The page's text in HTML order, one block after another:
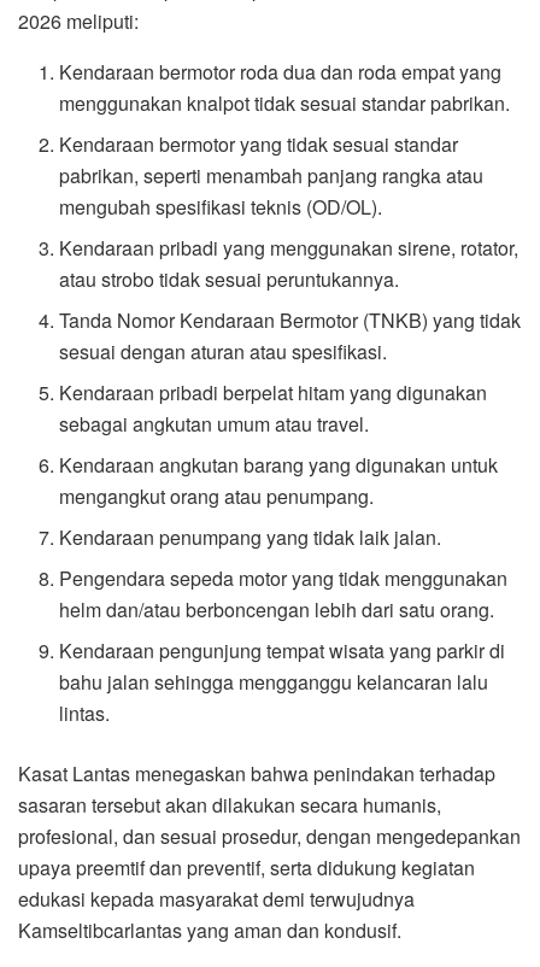
2026 meliputi:
Kendaraan bermotor roda dua dan roda empat yang
menggunakan knalpot tidak sesuai standar pabrikan.
Kendaraan bermotor yang tidak sesuai standar
pabrikan, seperti menambah panjang rangka atau
mengubah spesifikasi teknis (OD/OL).
Kendaraan pribadi yang menggunakan sirene, rotator,
atau strobo tidak sesuai peruntukannya.
Tanda Nomor Kendaraan Bermotor (TNKB) yang tidak
sesuai dengan aturan atau spesifikasi.
Kendaraan pribadi berpelat hitam yang digunakan
sebagai angkutan umum atau travel.
Kendaraan angkutan barang yang digunakan untuk
mengangkut orang atau penumpang.
Kendaraan penumpang yang tidak laik jalan.
Pengendara sepeda motor yang tidak menggunakan
helm dan/atau berboncengan lebih dari satu orang.
Kendaraan pengunjung tempat wisata yang parkir di
bahu jalan sehingga mengganggu kelancaran lalu
lintas.
Kasat Lantas menegaskan bahwa penindakan terhadap
sasaran tersebut akan dilakukan secara humanis,
profesional, dan sesuai prosedur, dengan mengedepankan
upaya preemtif dan preventif, serta didukung kegiatan
edukasi kepada masyarakat demi terwujudnya
Kamseltibcarlantas yang aman dan kondusif.